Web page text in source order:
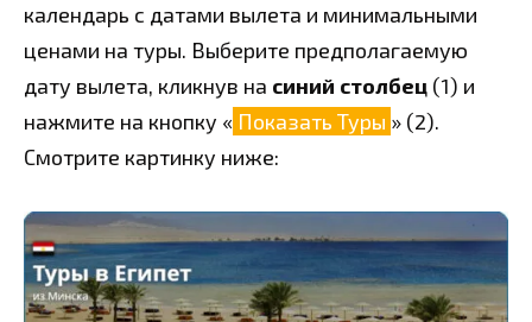
календарь с датами вылета и минимальными
ценами на туры. Выберите предполагаемую
дату вылета, кликнув на синий столбец (1) и
нажмите на кнопку « Показать Туры » (2).
Смотрите картинку ниже: